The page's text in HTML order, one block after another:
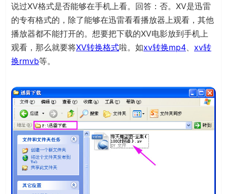
说过XV格式是否能够在手机上看。回答：否。XV是迅雷
的专有格式的，除了能够在迅雷看看播放器上观看，其他
播放器都不能打开的。想要把下载的XV电影放到手机上
观看，那么就要将XV转换格式啦。如xv转换mp4
xv转
换rmvb等。